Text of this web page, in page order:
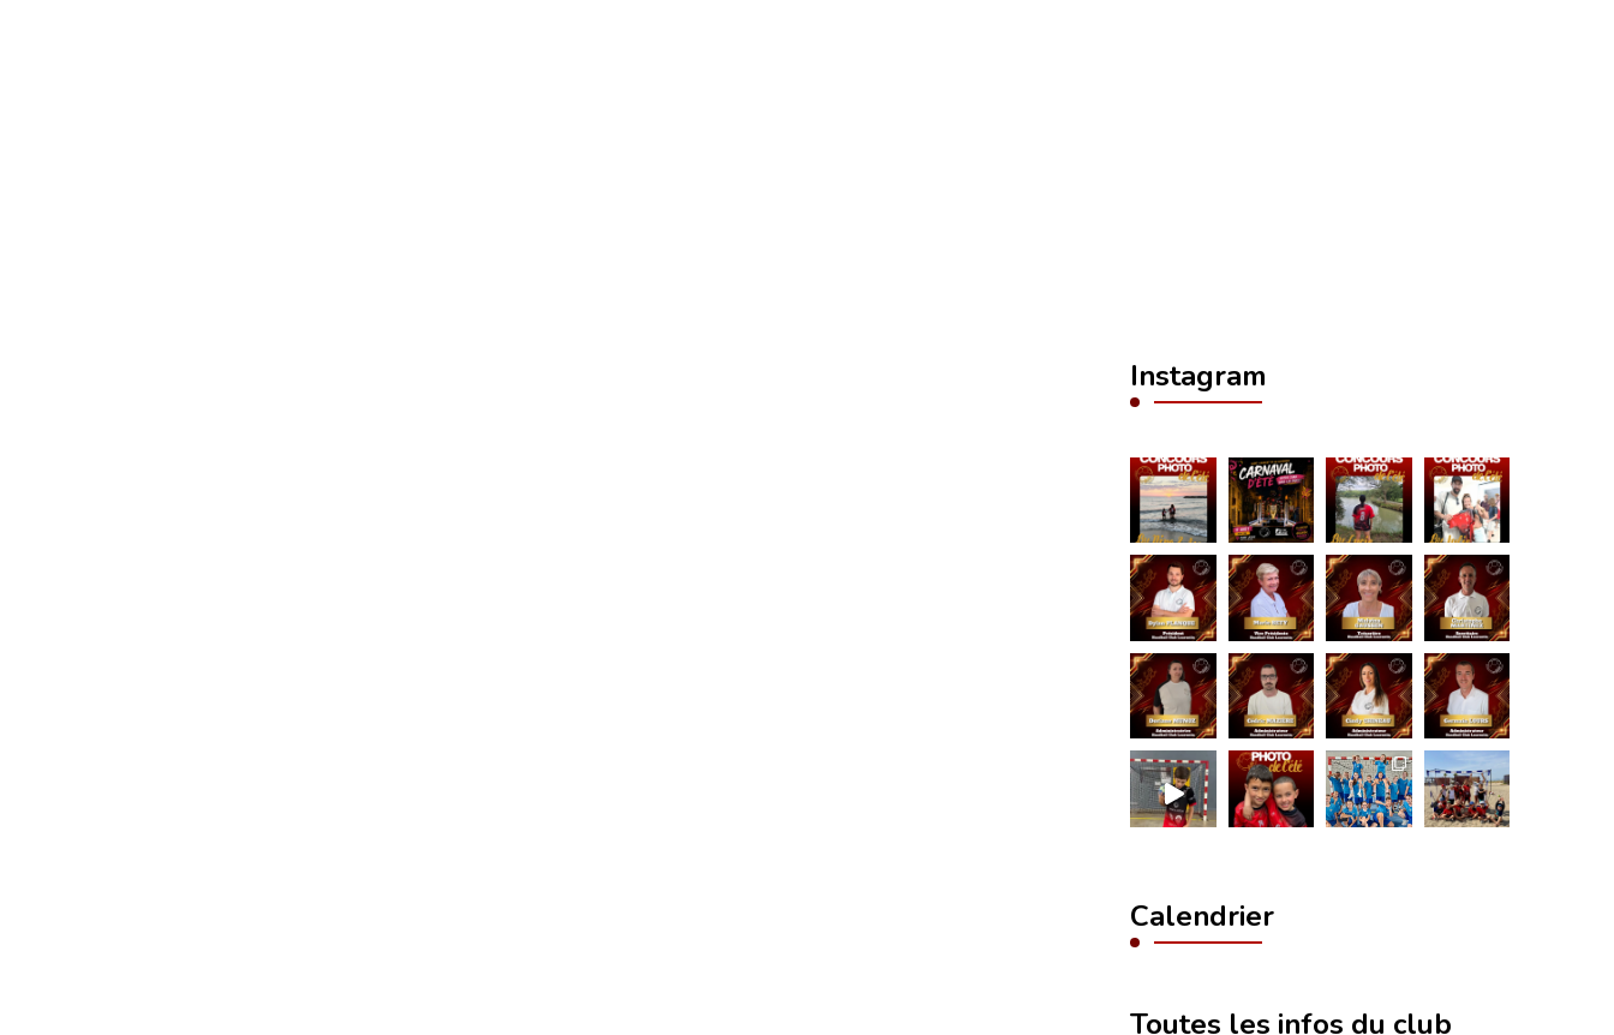
Instagram
Calendrier
Toutes les infos du club